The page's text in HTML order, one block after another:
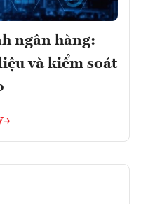
ngân hàng:
và kiểm soát